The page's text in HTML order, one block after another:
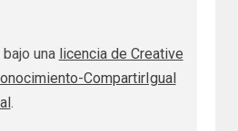
una licencia de Creative
CompartirIgual
.